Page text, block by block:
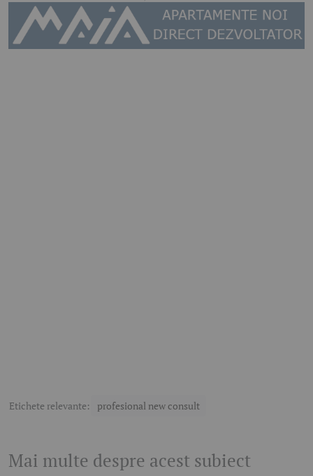
Etichete relevante: profesional new consult
Mai multe despre acest subiect